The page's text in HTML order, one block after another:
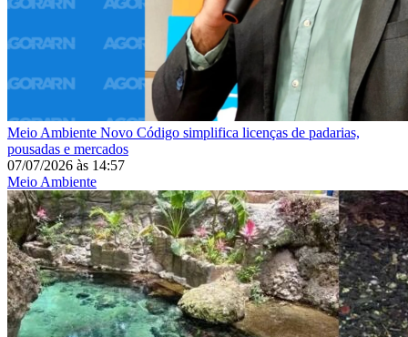
Meio Ambiente Novo Código simplifica licenças de padarias,
pousadas e mercados
07/07/2026 às 14:57
Meio Ambiente